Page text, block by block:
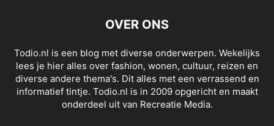
OVER ONS
Todio.nl is een blog met diverse onderwerpen. Wekelijks
lees je hier alles over fashion, wonen, cultuur, reizen en
diverse andere thema's. Dit alles met een verrassend en
informatief tintje. Todio.nl is in 2009 opgericht en maakt
onderdeel uit van Recreatie Media.